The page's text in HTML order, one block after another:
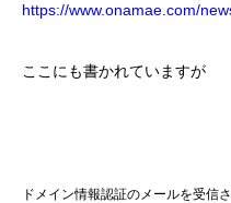
https://www.onamae.com/
ここにも書かれていますが
ドメイン情報認証のメールを受信